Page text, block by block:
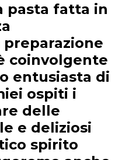
pasta fatta in
coinvolgente
entusiasta di
ospiti i
delle
e deliziosi
spirito